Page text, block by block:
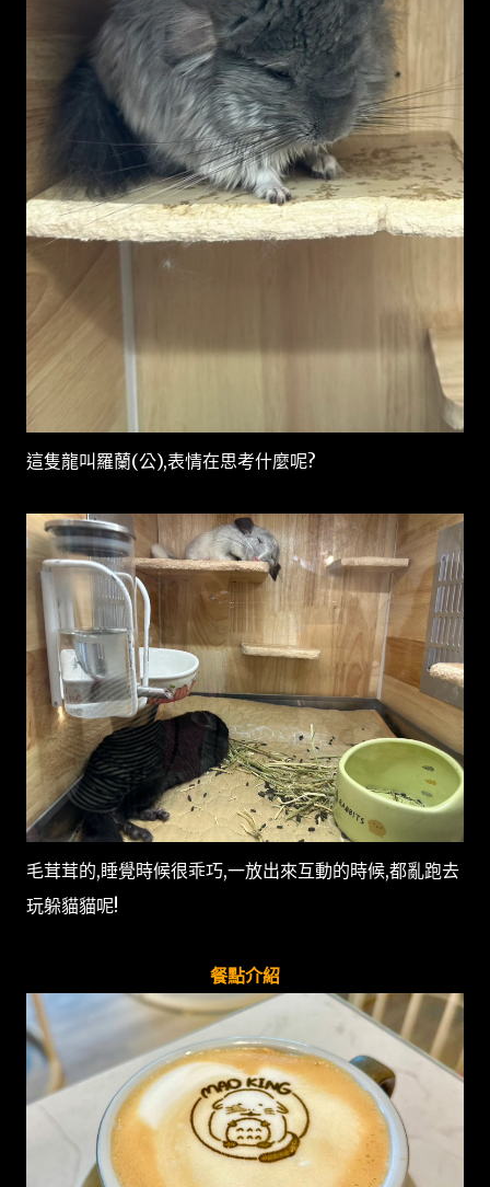
這隻龍叫羅蘭(公),表情在思考什麼呢?
毛茸茸的,睡覺時候很乖巧,一放出來互動的時候,都亂跑去
玩躲貓貓呢!
餐點介紹